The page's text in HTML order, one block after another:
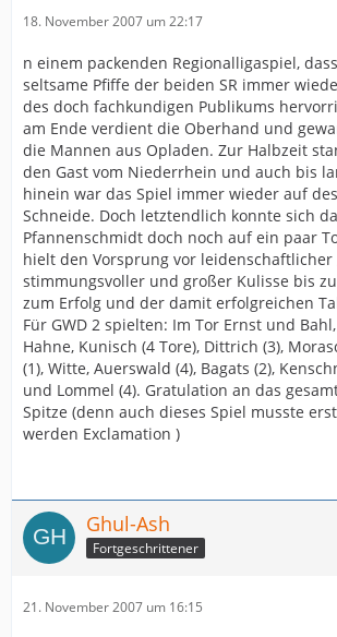
18. November 2007 um 22:17
n einem packenden Regionalligaspiel,
seltsame Pfiffe der beiden SR immer
des doch fachkundigen Publikums
am Ende verdient die Oberhand und
die Mannen aus Opladen. Zur Halbzeit
den Gast vom Niederrhein und auch bis
hinein war das Spiel immer wieder auf
Schneide. Doch letztendlich konnte sich
Pfannenschmidt doch noch auf ein paar
hielt den Vorsprung vor leidenschaftlicher
stimmungsvoller und großer Kulisse bis
zum Erfolg und der damit erfolgreichen
Für GWD 2 spielten: Im Tor Ernst und
Hahne, Kunisch (4 Tore), Dittrich (3),
(1), Witte, Auerswald (4), Bagats (2),
und Lommel (4). Gratulation an das
Spitze (denn auch dieses Spiel musste
werden Exclamation )
Ghul-Ash
Fortgeschrittener
21. November 2007 um 16:15